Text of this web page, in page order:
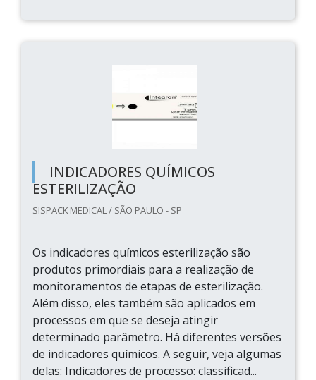
INDICADORES QUÍMICOS
ESTERILIZAÇÃO
SISPACK MEDICAL / SÃO PAULO - SP
Os indicadores químicos esterilização são
produtos primordiais para a realização de
monitoramentos de etapas de esterilização.
Além disso, eles também são aplicados em
processos em que se deseja atingir
determinado parâmetro. Há diferentes versões
de indicadores químicos. A seguir, veja algumas
delas: Indicadores de processo: classificad...